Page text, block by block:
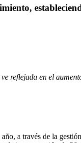
reflejada en el
a través de la